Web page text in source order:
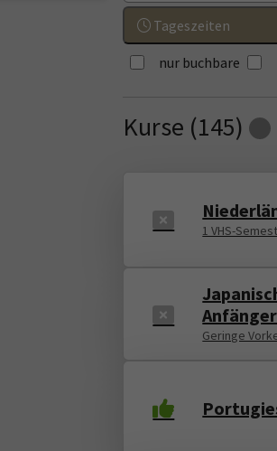
Tageszeiten
nur buchbare
Kurse (145)
1 VHS-
Geringe